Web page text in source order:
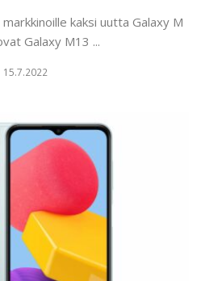
kaksi uutta Galaxy M
Galaxy M13 ...
15.7.2022